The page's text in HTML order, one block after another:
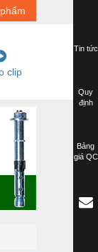
clip
Tin tức
Quy
định
Bảng
giá QC